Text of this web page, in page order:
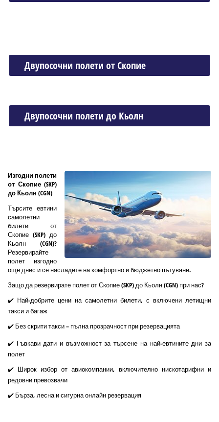
Двупосочни полети от Скопие
Двупосочни полети до Кьолн
Изгодни полети
от Скопие (SKP)
до Кьолн (CGN)
Търсите евтини
самолетни
билети от
Скопие (SKP) до
Кьолн (CGN)?
Резервирайте
полет изгодно
още днес и се насладете на комфортно и бюджетно пътуване.
Защо да резервирате полет от Скопие (SKP) до Кьолн (CGN) при нас?
✔️ Най-добрите цени на самолетни билети, с включени летищни
такси и багаж
✔️ Без скрити такси – пълна прозрачност при резервацията
✔️ Гъвкави дати и възможност за търсене на най-евтините дни за
полет
✔️ Широк избор от авиокомпании, включително нискотарифни и
редовни превозвачи
✔️ Бърза, лесна и сигурна онлайн резервация